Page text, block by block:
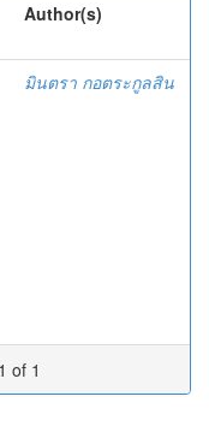
Author(s)
มินตรา กอตระกูลสิน
of 1